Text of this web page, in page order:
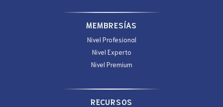
MEMBRESÍAS
Nivel Profesional
Nivel Experto
Nivel Premium
RECURSOS